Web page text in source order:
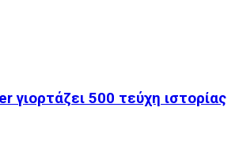
γιορτάζει 500 τεύχη ιστορίας